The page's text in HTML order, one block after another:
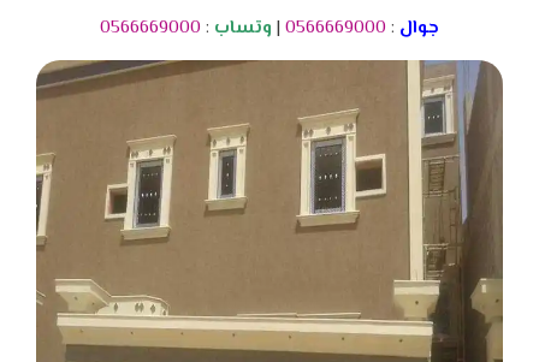
جوال :
0566669000
| وتساب :
0566669000